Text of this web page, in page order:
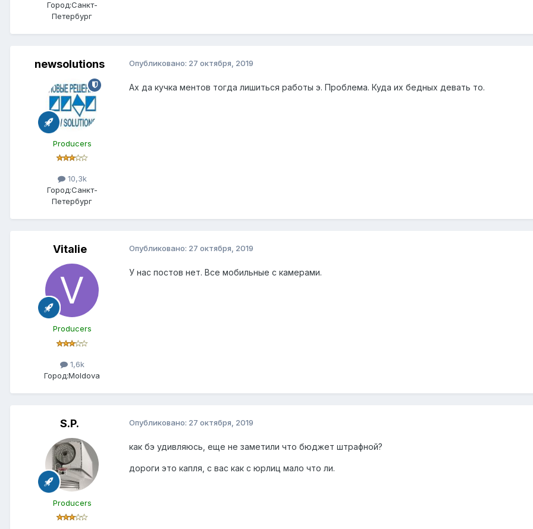
Город:Санкт-
Петербург
newsolutions
Producers
10,3k
Город:Санкт-
Петербург
Опубликовано: 27 октября, 2019
Ах да кучка ментов тогда лишиться работы э. Проблема. Куда их бедных девать то.
Vitalie
Producers
1,6k
Город:Moldova
Опубликовано: 27 октября, 2019
У нас постов нет. Все мобильные с камерами.
S.P.
Producers
Опубликовано: 27 октября, 2019
как бэ удивляюсь, еще не заметили что бюджет штрафной?
дороги это капля, с вас как с юрлиц мало что ли.